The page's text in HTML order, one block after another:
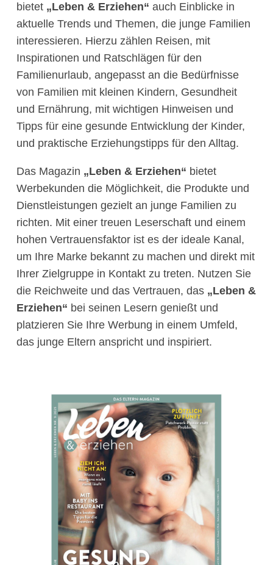
bietet „Leben & Erziehen“ auch Einblicke in
aktuelle Trends und Themen, die junge Familien
interessieren. Hierzu zählen Reisen, mit
Inspirationen und Ratschlägen für den
Familienurlaub, angepasst an die Bedürfnisse
von Familien mit kleinen Kindern, Gesundheit
und Ernährung, mit wichtigen Hinweisen und
Tipps für eine gesunde Entwicklung der Kinder,
und praktische Erziehungstipps für den Alltag.
Das Magazin „Leben & Erziehen“ bietet
Werbekunden die Möglichkeit, die Produkte und
Dienstleistungen gezielt an junge Familien zu
richten. Mit einer treuen Leserschaft und einem
hohen Vertrauensfaktor ist es der ideale Kanal,
um Ihre Marke bekannt zu machen und direkt mit
Ihrer Zielgruppe in Kontakt zu treten. Nutzen Sie
die Reichweite und das Vertrauen, das „Leben &
Erziehen“ bei seinen Lesern genießt und
platzieren Sie Ihre Werbung in einem Umfeld,
das junge Eltern anspricht und inspiriert.